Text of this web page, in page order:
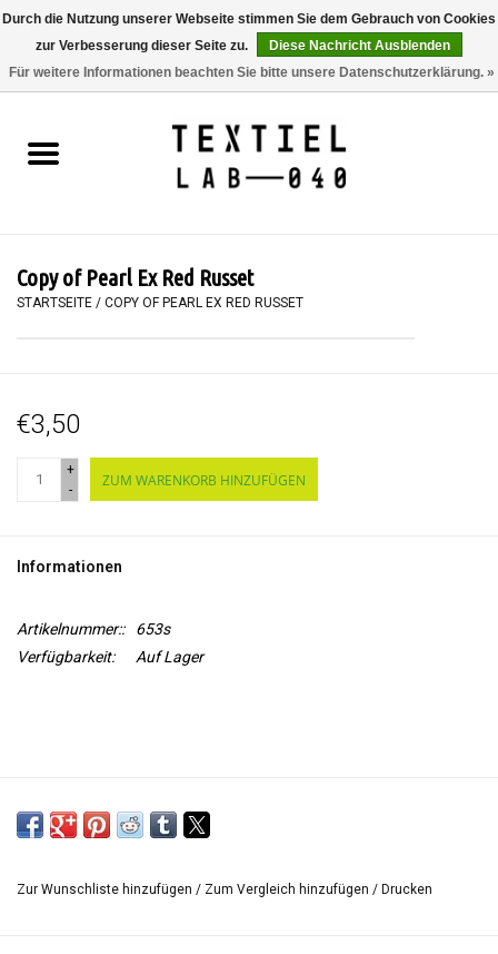
0 Artikel - €0,00
BÜCHER
MALEN
WORKSHOPS
SPECIALS
Copy of Pearl Ex Red Russet
STARTSEITE / COPY OF PEARL EX RED RUSSET
€3,50
+
-
ZUM WARENKORB HINZUFÜGEN
Informationen
Artikelnummer::
653s
Verfügbarkeit:
Auf Lager
Zur Wunschliste hinzufügen / Zum Vergleich hinzufügen / Drucken
Durch die Nutzung unserer Webseite stimmen Sie dem Gebrauch von Cookies
zur Verbesserung dieser Seite zu.
Diese Nachricht Ausblenden
Für weitere Informationen beachten Sie bitte unsere Datenschutzerklärung. »